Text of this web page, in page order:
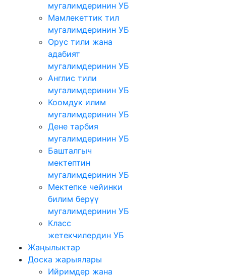
мугалимдеринин УБ
Мамлекеттик тил
мугалимдеринин УБ
Орус тили жана
адабият
мугалимдеринин УБ
Англис тили
мугалимдеринин УБ
Коомдук илим
мугалимдеринин УБ
Дене тарбия
мугалимдеринин УБ
Башталгыч
мектептин
мугалимдеринин УБ
Мектепке чейинки
билим берүү
мугалимдеринин УБ
Класс
жетекчилердин УБ
Жаңылыктар
Доска жарыялары
Ийримдер жана